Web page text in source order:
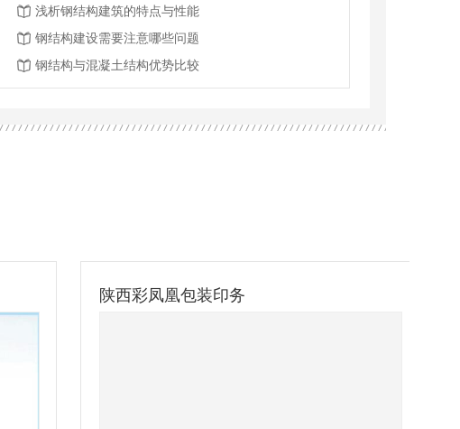
浅析钢结构建筑的特点与性能
钢结构建设需要注意哪些问题
钢结构与混凝土结构优势比较
陕西彩凤凰包装印务